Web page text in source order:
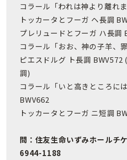
コラール「われは神より離れ
トッカータとフーガ ヘ長調
プレリュードとフーガ ハ長調
コラール「おお、神の子羊、
ピエスドルグ ト長調
調)
コラール「いと高きところに
BWV662
トッカータとフーガ ニ短調
問：住友生命いずみホールチ
6944-1188